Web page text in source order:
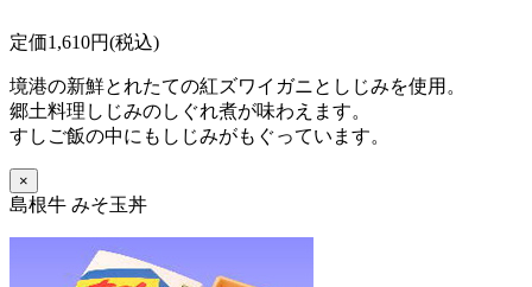
定価1,610円(税込)
境港の新鮮とれたての紅ズワイガニとしじみを使用。
郷土料理しじみのしぐれ煮が味わえます。
すしご飯の中にもしじみがもぐっています。
×
島根牛 みそ玉丼